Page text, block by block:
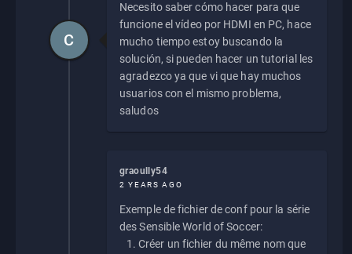
Necesito saber cómo hacer para que
funcione el vídeo por HDMI en PC, hace
mucho tiempo estoy buscando la
solución, si pueden hacer un tutorial les
agradezco ya que vi que hay muchos
usuarios con el mismo problema,
saludos
C
graoully54
2 YEARS AGO
Exemple de fichier de conf pour la série
des Sensible World of Soccer:
Créer un fichier du même nom que